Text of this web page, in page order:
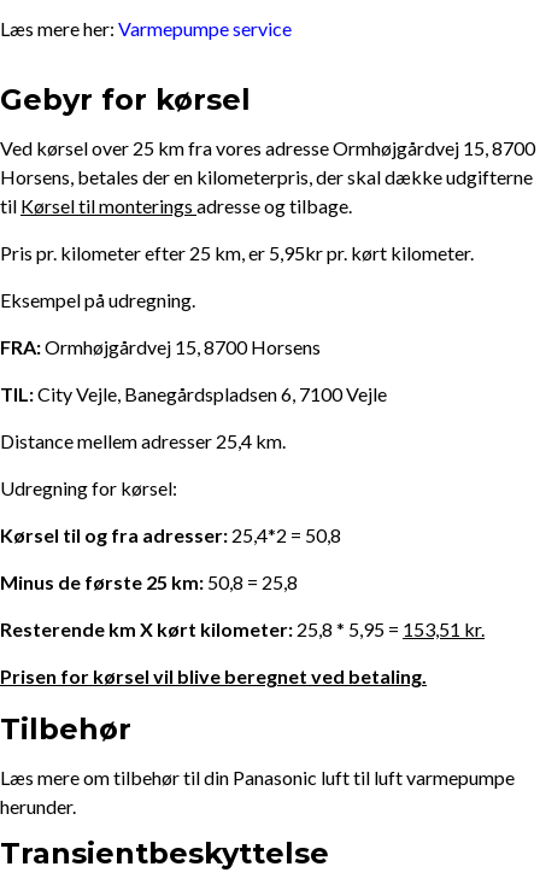
Læs mere her: Varmepumpe service
Gebyr for kørsel
Ved kørsel over 25 km fra vores adresse Ormhøjgårdvej 15, 8700
Horsens, betales der en kilometerpris, der skal dække udgifterne
til Kørsel til monterings adresse og tilbage.
Pris pr. kilometer efter 25 km, er 5,95kr pr. kørt kilometer.
Eksempel på udregning.
FRA:Ormhøjgårdvej 15, 8700 Horsens
TIL:City Vejle, Banegårdspladsen 6, 7100 Vejle
Distance mellem adresser 25,4 km.
Udregning for kørsel:
Kørsel til og fra adresser: 25,4*2 = 50,8
Minus de første 25 km: 50,8 = 25,8
Resterende km X kørt kilometer: 25,8 * 5,95 = 153,51 kr.
Prisen for kørsel vil blive beregnet ved betaling.
Tilbehør
Læs mere om tilbehør til din Panasonic luft til luft varmepumpe
herunder.
Transientbeskyttelse